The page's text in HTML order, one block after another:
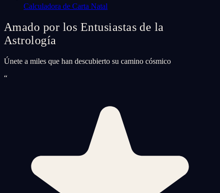
Calculadora de Carta Natal
Amado por los Entusiastas de la
Astrología
Únete a miles que han descubierto su camino cósmico
“